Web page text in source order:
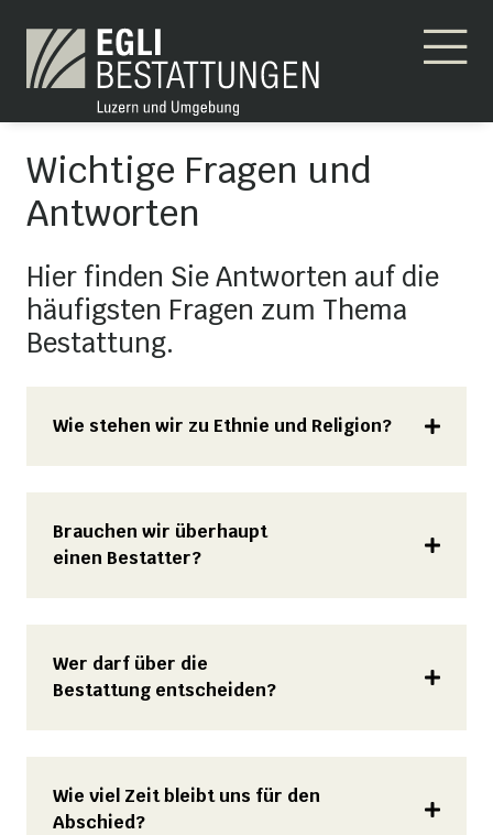
Wichtige Fragen und
Antworten
Hier finden Sie Antworten auf die
häufigsten Fragen zum Thema
Bestattung.
Wie stehen wir zu Ethnie und Religion?
Brauchen wir überhaupt
einen Bestatter?
Wer darf über die
Bestattung entscheiden?
Wie viel Zeit bleibt uns für den
Abschied?